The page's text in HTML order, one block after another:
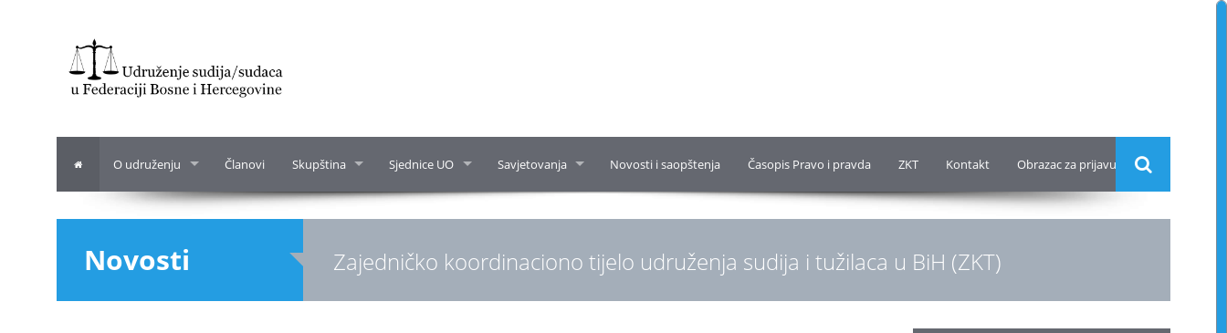
O udruženju Članovi Skupština Sjednice UO Savjetovanja Novosti i saopštenja Časopis Pravo i pravda ZKT Kontakt Obrazac za prijavu
Novosti Zajedničko koordinaciono tijelo udruženja sudija i tužilaca u BiH (ZKT)